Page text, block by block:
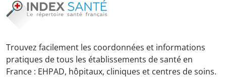
Trouvez facilement les coordonnées et informations
pratiques de tous les établissements de santé en
France : EHPAD, hôpitaux, cliniques et centres de soins.